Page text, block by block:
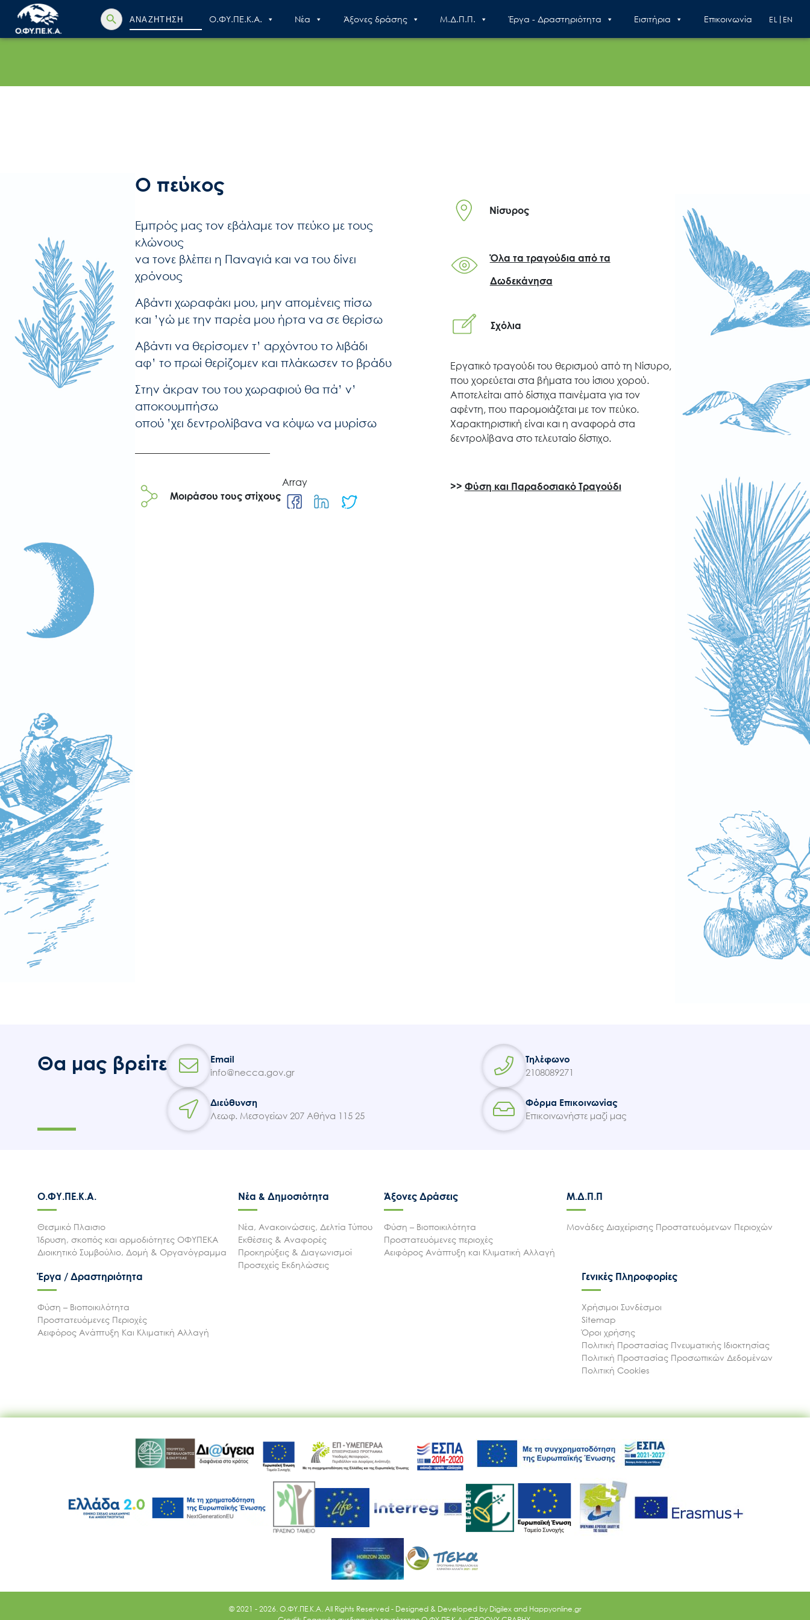
Search
for:
Search Button
Ο.ΦΥ.ΠΕ.Κ.Α. Nέα Άξονες δράσης Μ.Δ.Π.Π. Έργα - Δραστηριότητα Εισιτήρια Επικοινωνία EN
EL
for:
Ο.ΦΥ.ΠΕ.Κ.Α.
Άξονες δράσης
Ο πεύκος
Εμπρός μας τον εβάλαμε τον πεύκο με τους
κλώνους
να τονε βλέπει η Παναγιά και να του δίνει
χρόνους
Αβάντι χωραφάκι μου, μην απομένεις πίσω
και ’γώ με την παρέα μου ήρτα να σε θερίσω
Αβάντι να θερίσομεν τ’ αρχόντου το λιβάδι
αφ’ το πρωί θερίζομεν και πλάκωσεν το βράδυ
Στην άκραν του του χωραφιού θα πά’ ν’
αποκουμπήσω
οπού ’χει δεντρολίβανα να κόψω να μυρίσω
Νίσυρος
Όλα τα τραγούδια από τα
Δωδεκάνησα
Σχόλια
Εργατικό τραγούδι του θερισμού από τη Νίσυρο,
που χορεύεται στα βήματα του ίσιου χορού.
Αποτελείται από δίστιχα παινέματα για τον
αφέντη, που παρομοιάζεται με τον πεύκο.
Χαρακτηριστική είναι και η αναφορά στα
δεντρολίβανα στο τελευταίο δίστιχο.
Μοιράσου τους στίχους
Array >> Φύση και Παραδοσιακό Τραγούδι
Θα μας βρείτε
Email
info@necca.gov.gr
Τηλέφωνο
2108089271
Διεύθυνση
Λεωφ. Μεσογείων 207 Αθήνα 115 25
Φόρμα Επικοινωνίας
Επικοινωνήστε μαζί μας
Ο.ΦΥ.ΠΕ.Κ.Α.
Θεσμικό Πλαισιο
Ίδρυση, σκοπός και αρμοδιότητες ΟΦΥΠΕΚΑ
Διοικητικό Συμβούλιο, Δομή & Οργανόγραμμα
Νέα & Δημοσιότητα
Νέα, Ανακοινώσεις, Δελτία Τύπου
Εκθέσεις & Αναφορές
Προκηρύξεις & Διαγωνισμοί
Προσεχείς Εκδηλώσεις
Άξονες Δράσεις
Φύση – Βιοποικιλότητα
Προστατευόμενες περιοχές
Αειφόρος Ανάπτυξη και Κλιματική Αλλαγή
Μ.Δ.Π.Π
Μονάδες Διαχείρισης Προστατευόμενων Περιοχών
Έργα / Δραστηριότητα
Φύση – Βιοποικιλότητα
Προστατευόμενες Περιοχές
Αειφόρος Ανάπτυξη Και Κλιματική Αλλαγή
Γενικές Πληροφορίες
Χρήσιμοι Συνδέσμοι
Sitemap
Όροι χρήσης
Πολιτική Προστασίας Πνευματικής Ιδιοκτησίας
Πολιτική Προστασίας Προσωπικών Δεδομένων
Πολιτική Cookies
© 2021 - 2026. O.ΦΥ.ΠΕ.Κ.Α. All Rights Reserved - Designed & Developed by Digilex and Happyonline.gr